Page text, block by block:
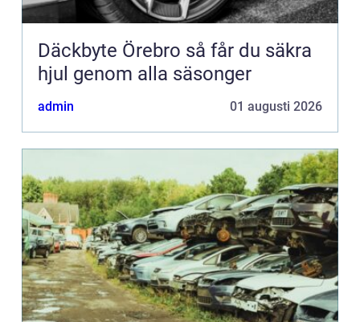
Däckbyte Örebro så får du säkra
hjul genom alla säsonger
admin 01 augusti 2026